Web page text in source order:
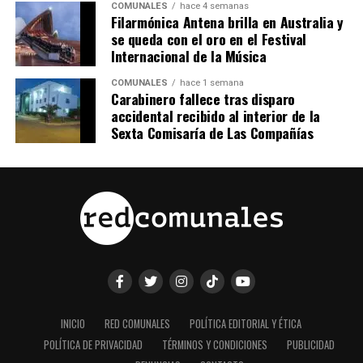
COMUNALES hace 4 semanas
Filarmónica Antena brilla en Australia y
se queda con el oro en el Festival
Internacional de la Música
COMUNALES hace 1 semana
Carabinero fallece tras disparo
accidental recibido al interior de la
Sexta Comisaría de Las Compañías
INICIO RED COMUNALES
POLÍTICA EDITORIAL Y ÉTICA
POLÍTICA DE PRIVACIDAD
TÉRMINOS Y CONDICIONES
PUBLICIDAD